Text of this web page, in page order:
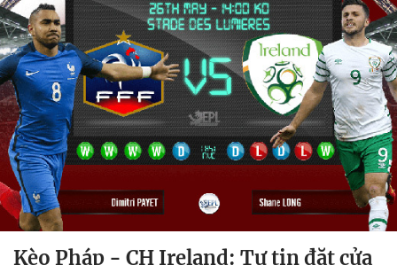
Kèo Pháp - CH Ireland: Tự tin đặt cửa